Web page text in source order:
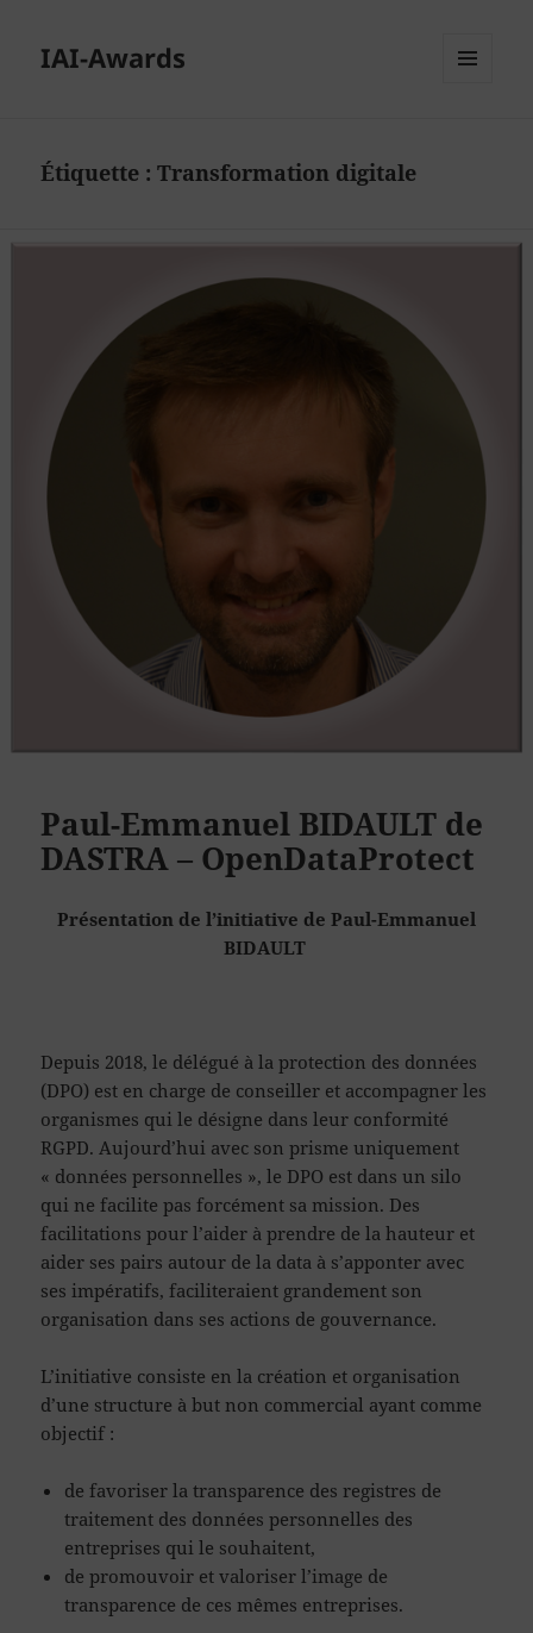
IAI-Awards
Étiquette :Transformation digitale
Paul-Emmanuel BIDAULT de
DASTRA – OpenDataProtect
Présentation de l’initiative de Paul-Emmanuel
BIDAULT
Depuis 2018, le délégué à la protection des données
(DPO) est en charge de conseiller et accompagner les
organismes qui le désigne dans leur conformité
RGPD. Aujourd’hui avec son prisme uniquement
« données personnelles », le DPO est dans un silo
qui ne facilite pas forcément sa mission. Des
facilitations pour l’aider à prendre de la hauteur et
aider ses pairs autour de la data à s’apponter avec
ses impératifs, faciliteraient grandement son
organisation dans ses actions de gouvernance.
L’initiative consiste en la création et organisation
d’une structure à but non commercial ayant comme
objectif :
de favoriser la transparence des registres de
traitement des données personnelles des
entreprises qui le souhaitent,
de promouvoir et valoriser l’image de
transparence de ces mêmes entreprises.